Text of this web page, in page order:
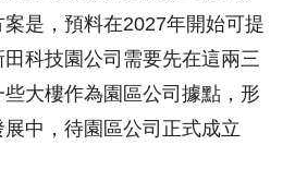
是，預料在2027年開始可提
科技園公司需要先在這兩三
大樓作為園區公司據點，形
中，待園區公司正式成立